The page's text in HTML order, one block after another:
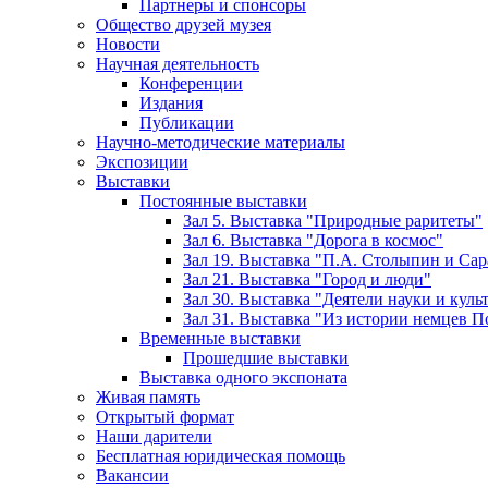
Партнеры и спонсоры
Общество друзей музея
Новости
Научная деятельность
Конференции
Издания
Публикации
Научно-методические материалы
Экспозиции
Выставки
Постоянные выставки
Зал 5. Выставка "Природные раритеты"
Зал 6. Выставка "Дорога в космос"
Зал 19. Выставка "П.А. Столыпин и
Зал 21. Выставка "Город и люди"
Зал 30. Выставка "Деятели науки и
Зал 31. Выставка "Из истории немцев
Временные выставки
Прошедшие выставки
Выставка одного экспоната
Живая память
Открытый формат
Наши дарители
Бесплатная юридическая помощь
Вакансии